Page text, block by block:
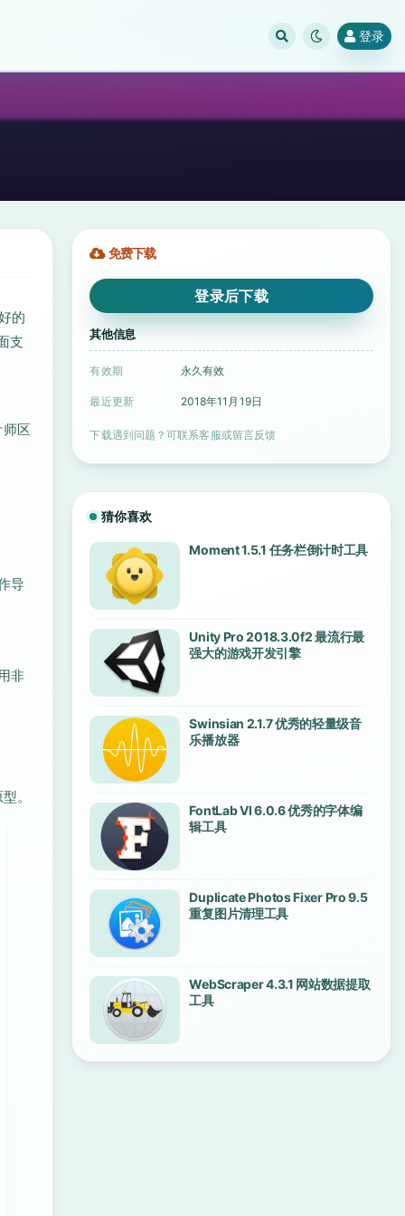
登录
的
支
区
导
非
。
免费下载
登录后下载
其他信息
有效期 永久有效
最近更新 2018年11月19日
下载遇到问题？可联系客服或留言反馈
猜你喜欢
Moment 1.5.1 任务栏倒计时工具
Unity Pro 2018.3.0f2 最流行最
强大的游戏开发引擎
Swinsian 2.1.7 优秀的轻量级音
乐播放器
FontLab VI 6.0.6 优秀的字体编
辑工具
Duplicate Photos Fixer Pro 9.5
重复图片清理工具
WebScraper 4.3.1 网站数据提取
工具